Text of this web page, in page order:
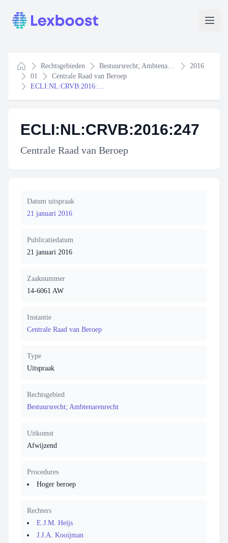
Lexboost
Home
Rechtsgebieden Bestuursrecht; Ambtenarenrecht
2016
01
Centrale Raad van Beroep
ECLI:NL:CRVB:2016:247
ECLI:NL:CRVB:2016:247
Centrale Raad van Beroep
Datum uitspraak
21 januari 2016
Publicatiedatum
21 januari 2016
Zaaknummer
14-6061 AW
Instantie
Centrale Raad van Beroep
Type
Uitspraak
Rechtsgebied
Bestuursrecht; Ambtenarenrecht
Uitkomst
Afwijzend
Procedures
Hoger beroep
Rechters
E.J.M. Heijs
J.J.A. Kooijman